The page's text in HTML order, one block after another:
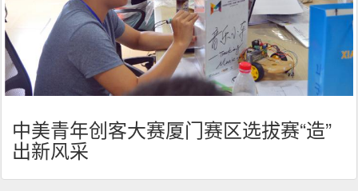
中美青年创客大赛厦门赛区选拔赛“造”
出新风采